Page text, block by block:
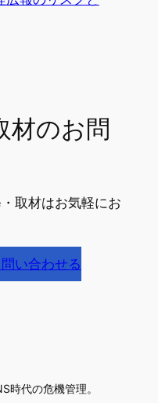
材のお問
取材はお気軽にお
い合わせる
時代の危機管理。